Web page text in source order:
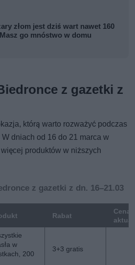
złom jest dziś wart nawet 160
go mnóstwo w domu
z gazetki z
którą warto rozważyć podczas
dniach od 16 do 21 marca w
produktów w niższych
z gazetki z dn. 16–21.03
Rabat
Cena
w
200
3+3 gratis